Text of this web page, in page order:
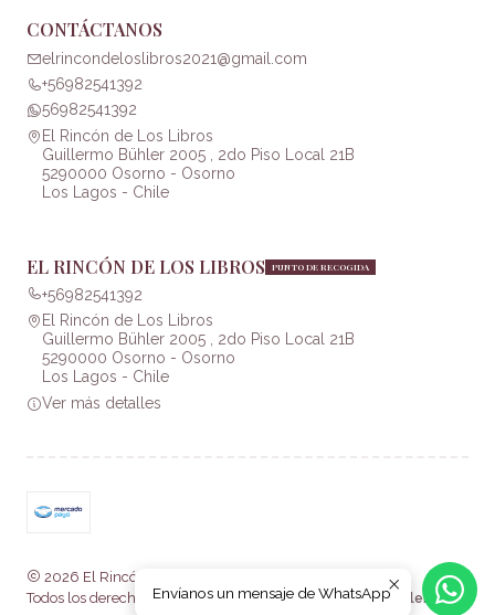
CONTÁCTANOS
elrincondeloslibros2021@gmail.com
+56982541392
56982541392
El Rincón de Los Libros
Guillermo Bühler 2005 , 2do Piso Local 21B
5290000 Osorno - Osorno
Los Lagos - Chile
EL RINCÓN DE LOS LIBROS PUNTO DE RECOGIDA
+56982541392
El Rincón de Los Libros
Guillermo Bühler 2005 , 2do Piso Local 21B
5290000 Osorno - Osorno
Los Lagos - Chile
Ver más detalles
2026 El Rincón de Los Libros .
Todos los derechos reservados.Desarrollado por Jumpseller
Envíanos un mensaje de WhatsApp